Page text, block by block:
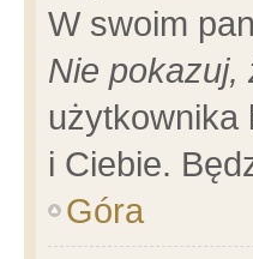
W swoim
Nie pokazuj,
użytkownika
i Ciebie.
Góra